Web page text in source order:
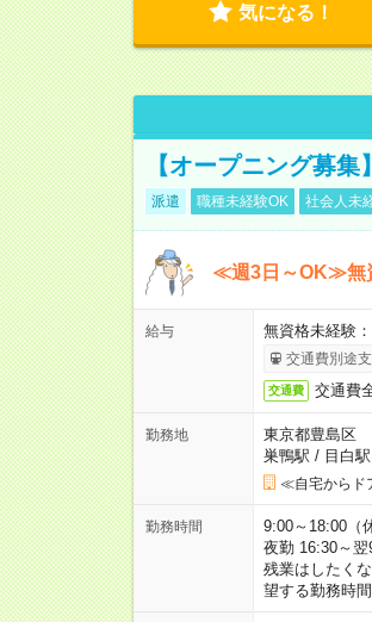
気になる！
【オープニング募
派遣 職種未経験OK 社会人未
≪週3日～OK≫無
給与 無資格未経験
交通費別途
交通費 交通費
勤務地
東京都豊島区
巣鴨駅 / 目白駅
≪自宅からド
勤務時間
9:00～18:00（
夜勤 16:30～
残業はしたく
望する勤務時